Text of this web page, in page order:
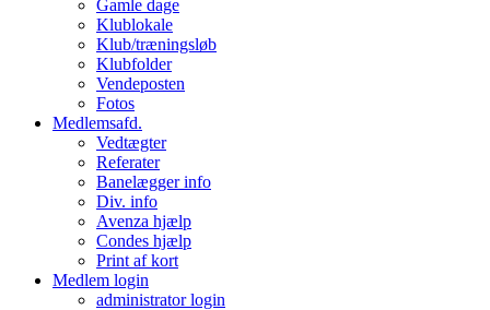
Gamle dage
Klublokale
Klub/træningsløb
Klubfolder
Vendeposten
Fotos
Medlemsafd.
Vedtægter
Referater
Banelægger info
Div. info
Avenza hjælp
Condes hjælp
Print af kort
Medlem login
administrator login